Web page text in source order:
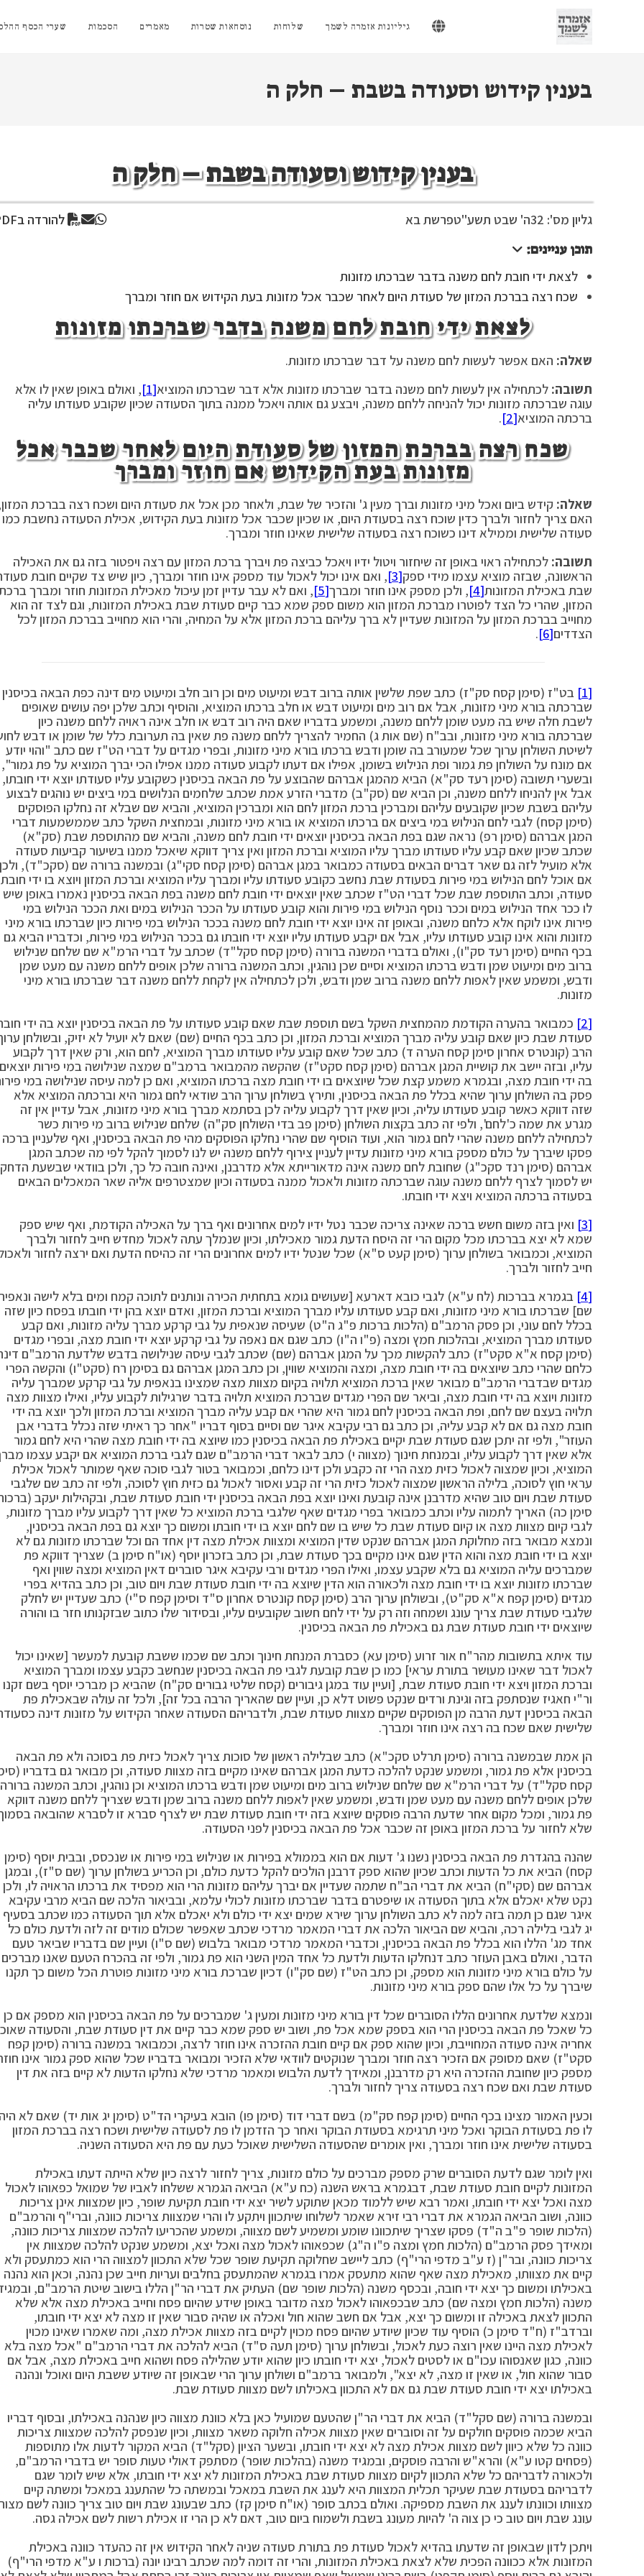
גיליונות אזמרה לשמך שלוחות נוסחאות שטרות מאמרים הסכמות שערי הכסף
בענין קידוש וסעודה בשבת – חלק ה
בענין קידוש וסעודה בשבת – חלק ה
גליון מס': 32 ה' שבט תשע"טפרשת בא
להורדה בPDF
תוכן עניינים:
לצאת ידי חובת לחם משנה בדבר שברכתו מזונות
שכח רצה בברכת המזון של סעודת היום לאחר שכבר אכל מזונות בעת הקידוש אם חוזר ומברך
לצאת ידי חובת לחם משנה בדבר שברכתו מזונות
שאלה: האם אפשר לעשות לחם משנה על דבר שברכתו מזונות.
תשובה: לכתחילה אין לעשות לחם משנה בדבר שברכתו מזונות אלא דבר שברכתו המוציא[1]
, ואולם באופן שאין לו אלא
עוגה שברכתה מזונות יכול להניחה ללחם משנה, ויבצע גם אותה ויאכל ממנה בתוך הסעודה שכיון שקובע סעודתו עליה
ברכתה המוציא[2]
.
שכח רצה בברכת המזון של סעודת היום לאחר שכבר אכל
מזונות בעת הקידוש אם חוזר ומברך
שאלה: קידש ביום ואכל מיני מזונות וברך מעין ג' והזכיר של שבת, ולאחר מכן אכל את סעודת היום ושכח רצה בברכת
האם צריך לחזור ולברך כדין שוכח רצה בסעודת היום, או שכיון שכבר אכל מזונות בעת הקידוש, אכילת הסעודה נחשבת כמו
סעודה שלישית וממילא דינו כשוכח רצה בסעודה שלישית שאינו חוזר ומברך.
תשובה: לכתחילה ראוי באופן זה שיחזור ויטול ידיו ויאכל כביצה פת ויברך ברכת המזון עם רצה ויפטור בזה גם את האכילה
הראשונה, שבזה מוציא עצמו מידי ספק[3]
, ואם אינו יכול לאכול עוד מספק אינו חוזר ומברך, כיון שיש צד שקיים חובת
שבת באכילת המזונות[4] , ולכן מספק אינו חוזר ומברך[5]
, ואם לא עבר עדיין זמן עיכול מאכילת המזונות חוזר ומברך
המזון, שהרי כל הצד לפוטרו מברכת המזון הוא משום ספק שמא כבר קיים סעודת שבת באכילת המזונות, וגם לצד זה הוא
מחוייב בברכת המזון על המזונות שעדיין לא ברך עליהם ברכת המזון אלא על המחיה, והרי הוא מחוייב בברכת המזון לכל
הצדדים[6]
.
[1]
בט"ז (סימן קסח סק"ז) כתב שפת שלשין אותה ברוב דבש ומיעוט מים וכן רוב חלב ומיעוט מים דינה כפת הבאה בכיסנין
שברכתה בורא מיני מזונות, אבל אם רוב מים ומיעוט דבש או חלב ברכתו המוציא, והוסיף וכתב שלכן יפה עושים שאופים
לשבת חלה שיש בה מעט שומן ללחם משנה, ומשמע בדבריו שאם היה רוב דבש או חלב אינה ראויה ללחם משנה כיון
שברכתה בורא מיני מזונות, ובב"ח (שם אות ג) החמיר להצריך ללחם משנה פת שאין בה תערובת כלל של שומן או דבש
לשיטת השולחן ערוך שכל שמעורב בה שומן ודבש ברכתו בורא מיני מזונות, ובפרי מגדים על דברי הט"ז שם כתב "והוי יודע
אם מונח על השולחן פת גמור ופת הנילוש בשומן, אפילו אם דעתו לקבוע סעודה ממנו אפילו הכי יברך המוציא על פת גמור",
ובשערי תשובה (סימן רעד סק"א) הביא מהמגן אברהם שהבוצע על פת הבאה בכיסנין כשקובע עליו סעודתו יוצא ידי חובתו,
אבל אין להניחו ללחם משנה, וכן הביא שם (סק"ב) מדברי הזרע אמת שכתב שלחמים הנלושים במי ביצים יש נוהגים לבצוע
עליהם בשבת שכיון שקובעים עליהם ומברכין ברכת המזון לחם הוא ומברכין המוציא, והביא שם שבלא זה נחלקו הפוסקים
(סימן קסח) לגבי לחם הנילוש במי ביצים אם ברכתו המוציא או בורא מיני מזונות, ובמחצית השקל כתב שממשמעות דברי
המגן אברהם (סימן רפ) נראה שגם בפת הבאה בכיסנין יוצאים ידי חובת לחם משנה, והביא שם מהתוספת שבת (סק"א)
שכתב שכיון שאם קבע עליו סעודתו מברך עליו המוציא וברכת המזון ואין צריך דווקא שיאכל ממנו בשיעור קביעות סעודה
אלא מועיל לזה גם שאר דברים הבאים בסעודה כמבואר במגן אברהם (סימן קסח סקי"ג) ובמשנה ברורה שם (סקכ"ד), ולכן
אם אוכל לחם הנילוש במי פירות בסעודת שבת נחשב כקובע סעודתו עליו ומברך עליו המוציא וברכת המזון ויוצא בו ידי חובת
סעודה, וכתב התוספת שבת שכל דברי הט"ז שכתב שאין יוצאים ידי חובת לחם משנה בפת הבאה בכיסנין נאמרו באופן שיש
לו ככר אחד הנילוש במים וככר נוסף הנילוש במי פירות והוא קובע סעודתו על הככר הנילוש במים ואת הככר הנילוש במי
פירות אינו לוקח אלא כלחם משנה, ובאופן זה אינו יוצא ידי חובת לחם משנה בככר הנילוש במי פירות כיון שברכתו בורא מיני
מזונות והוא אינו קובע סעודתו עליו, אבל אם יקבע סעודתו עליו יוצא ידי חובתו גם בככר הנילוש במי פירות, וכדבריו הביא גם
בכף החיים (סימן רעד סק"ו), ואולם בדברי המשנה ברורה (סימן קסח סקל"ד) שכתב על דברי הרמ"א שם שלחם שנילוש
ברוב מים ומיעוט שמן ודבש ברכתו המוציא וסיים שכן נוהגין, וכתב המשנה ברורה שלכן אופים ללחם משנה עם מעט שמן
ודבש, ומשמע שאין לאפות ללחם משנה ברוב שמן ודבש, ולכן לכתחילה אין לקחת ללחם משנה דבר שברכתו בורא מיני
מזונות.
[2]
כמבואר בהערה הקודמת מהמחצית השקל בשם תוספת שבת שאם קובע סעודתו על פת הבאה בכיסנין יוצא בה ידי
סעודת שבת כיון שאם קובע עליה מברך המוציא וברכת המזון, וכן כתב בכף החיים (שם) שאם לא יועיל לא יזיק, ובשולחן
הרב (קונטרס אחרון סימן קסח הערה ד) כתב שכל שאם קובע עליו סעודתו מברך המוציא, לחם הוא, ורק שאין דרך לקבוע
עליו, ובזה יישב את קושיית המגן אברהם (סימן קסח סקט"ז) שהקשה מהמבואר ברמב"ם שמצה שנילושה במי פירות יוצאים
בה ידי חובת מצה, ובגמרא משמע קצת שכל שיוצאים בו ידי חובת מצה ברכתו המוציא, ואם כן למה עיסה שנילושה במי
פסק בה השולחן ערוך שהיא בכלל פת הבאה בכיסנין, ותירץ בשולחן ערוך הרב שודאי לחם גמור היא וברכתה המוציא אלא
שזה דווקא כאשר קובע סעודתו עליה, וכיון שאין דרך לקבוע עליה לכן בסתמא מברך בורא מיני מזונות, אבל עדיין אין זה
מגרע את שמה כ'לחם', ולפי זה כתב בקצות השולחן (סימן פב בדי השולחן סק"ה) שלחם שנילוש ברוב מי פירות כשר
לכתחילה ללחם משנה שהרי לחם גמור הוא, ועוד הוסיף שם שהרי נחלקו הפוסקים מהי פת הבאה בכיסנין, ואף שלעניין ברכה
פסקו שיברך על כולם מספק בורא מיני מזונות עדיין לעניין צירוף ללחם משנה יש לנו לסמוך להקל לפי מה שכתב המגן
אברהם (סימן רנד סקכ"ג) שחובת לחם משנה אינה מדאורייתא אלא מדרבנן, ואינה חובה כל כך, ולכן בוודאי שבשעת הדחק
יש לסמוך לצרף ללחם משנה עוגה שברכתה מזונות ולאכול ממנה בסעודה וכיון שמצטרפים אליה שאר המאכלים הבאים
בסעודה ברכתה המוציא ויצא ידי חובתו.
[3]
ואין בזה משום חשש ברכה שאינה צריכה שכבר נטל ידיו למים אחרונים ואף ברך על האכילה הקודמת, ואף שיש ספק
שמא לא יצא בברכתו מכל מקום הרי זה היסח הדעת גמור מאכילתו, וכיון שנמלך עתה לאכול מחדש חייב לחזור ולברך
המוציא, וכמבואר בשולחן ערוך (סימן קעט ס"א) שכל שנטל ידיו למים אחרונים הרי זה כהיסח הדעת ואם ירצה לחזור
חייב לחזור ולברך.
[4]
בגמרא בברכות (לח ע"א) לגבי כובא דארעא [שעושים גומא בתחתית הכירה ונותנים לתוכה קמח ומים בלא לישה
שם] שברכתו בורא מיני מזונות, ואם קבע סעודתו עליו מברך המוציא וברכת המזון, ואדם יוצא בהן ידי חובתו בפסח כיון שזה
בכלל לחם עוני, וכן פסק הרמב"ם (הלכות ברכות פ"ג ה"ט) שעיסה שנאפית על גבי קרקע מברך עליה מזונות, ואם קבע
סעודתו מברך המוציא, ובהלכות חמץ ומצה (פ"ו ה"ו) כתב שגם אם נאפה על גבי קרקע יוצא ידי חובת מצה, ובפרי מגדים
(סימן קסח א"א סקט"ז) כתב להקשות מכך על המגן אברהם (שם) שכתב לגבי עיסה שנילושה בדבש שלדעת הרמב"ם
כלחם שהרי כתב שיוצאים בה ידי חובת מצה, ומצה והמוציא שווין, וכן כתב המגן אברהם גם בסימן רח (סקט"ו) והקשה הפרי
מגדים שבדברי הרמב"ם מבואר שאין ברכת המוציא תלויה בקיום מצוות מצה שמצינו בנאפית על גבי קרקע שמברך עליה
מזונות ויוצא בה ידי חובת מצה, וביאר שם הפרי מגדים שברכת המוציא תלויה בדבר שרגילות לקבוע עליו, ואילו מצוות מצה
תלויה בעצם שם לחם, ופת הבאה בכיסנין לחם גמור היא שהרי אם קבע עליה מברך המוציא וברכת המזון ולכך יוצא בה ידי
חובת מצה גם אם לא קבע עליה, וכן כתב גם רבי עקיבא איגר שם וסיים בסוף דבריו "אחר כך ראיתי שזה נכלל בדברי אבן
העוזר", ולפי זה יתכן שגם סעודת שבת יקיים באכילת פת הבאה בכיסנין כמו שיוצא בה ידי חובת מצה שהרי היא לחם גמור
אלא שאין דרך לקבוע עליו, ובמנחת חינוך (מצווה י) כתב לבאר דברי הרמב"ם שגם לגבי ברכת המוציא אם יקבע עצמו
המוציא, וכיון שמצוה לאכול כזית מצה הרי זה כקבע ולכן דינו כלחם, וכמבואר בטור לגבי סוכה שאף שמותר לאכול אכילת
עראי חוץ לסוכה, בלילה הראשון שמצוה לאכול כזית הרי זה קבע ואסור לאכול גם כזית חוץ לסוכה, ולפי זה כתב שם שלגבי
סעודת שבת ויום טוב שהיא מדרבנן אינה קובעת ואינו יוצא בפת הבאה בכיסנין ידי חובת סעודת שבת, ובקהילות יעקב
סימן כה) האריך לתמוה עליו וכתב כמבואר בפרי מגדים שאף שלגבי ברכת המוציא כל שאין דרך לקבוע עליו מברך מזונות,
לגבי קיום מצוות מצה או קיום סעודת שבת כל שיש בו שם לחם יוצא בו ידי חובתו ומשום כך יוצא גם בפת הבאה בכיסנין,
ונמצא מבואר בזה מחלוקת המגן אברהם שנקט שדין המוציא ומצוות אכילת מצה דין אחד הם וכל שברכתו מזונות גם לא
יוצא בו ידי חובת מצה והוא הדין שגם אינו מקיים בכך סעודת שבת, וכן כתב בזכרון יוסף (או"ח סימן ב) שצריך דווקא פת
שמברכים עליה המוציא גם בלא שקבע עצמו, ואילו הפרי מגדים ורבי עקיבא איגר סוברים דאין המוציא ומצה שווין ואף
שברכתו מזונות יוצא בו ידי חובת מצה ולכאורה הוא הדין שיוצא בה ידי חובת סעודת שבת ויום טוב, וכן כתב בהדיא בפרי
מגדים (סימן קפח א"א סק"ט), ובשולחן ערוך הרב (סימן קסח קונטרס אחרון ס"ד וסימן קפח ס"י) כתב שעדיין יש לחלק
שלגבי סעודת שבת צריך עונג ושמחה וזה רק על ידי לחם חשוב שקובעים עליו, ובסידור שלו כתוב שבזקנותו חזר בו והורה
שיוצאים ידי חובת סעודת שבת גם באכילת פת הבאה בכיסנין.
עוד איתא בתשובות מהר"ח אור זרוע (סימן עא) כסברת המנחת חינוך וכתב שם שכמו ששבת קובעת למעשר [שאינו יכול
לאכול דבר שאינו מעושר בתורת עראי] כמו כן שבת קובעת לגבי פת הבאה בכיסנין שנחשב כקבע עצמו ומברך המוציא
וברכת המזון ויצא ידי חובת סעודת שבת, [ועיין עוד במגן גיבורים (קסח שלטי גבורים סק"ח) שהביא כן מברכי יוסף בשם זקנו
ור"י חאגיז שנסתפק בזה וגינת ורדים שנקט פשוט דלא כן, ועיין שם שהאריך הרבה בכל זה], ולכל זה עולה שבאכילת פת
הבאה בכיסנין דעת הרבה מן הפוסקים שקיים מצוות סעודת שבת, ולדבריהם הסעודה שאחר הקידוש על מזונות דינה
שלישית שאם שכח בה רצה אינו חוזר ומברך.
הן אמת שבמשנה ברורה (סימן תרלט סקכ"א) כתב שבלילה ראשון של סוכות צריך לאכול כזית פת בסוכה ולא פת הבאה
בכיסנין אלא פת גמור, ומשמע שנקט להלכה כדעת המגן אברהם שאינו מקיים בזה מצוות סעודה, וכן מבואר גם בדבריו
קסח סקל"ד) על דברי הרמ"א שם שלחם שנילוש ברוב מים ומיעוט שמן ודבש ברכתו המוציא וכן נוהגין, וכתב המשנה ברורה
שלכן אופים ללחם משנה עם מעט שמן ודבש, ומשמע שאין לאפות ללחם משנה ברוב שמן ודבש שצריך ללחם משנה דווקא
פת גמור, ומכל מקום אחר שדעת הרבה פוסקים שיוצא בזה ידי חובת סעודת שבת יש לצרף סברא זו לסברא שהובאה
שלא לחזור על ברכת המזון באופן זה שכבר אכל פת הבאה בכיסנין לפני הסעודה.
שהנה בהגדרת פת הבאה בכיסנין נשנו ג' דעות אם הוא בממולא בפירות או שנילוש במי פירות או שנכסס, ובבית יוסף (סימן
קסח) הביא את כל הדעות וכתב שכיון שהוא ספק דרבנן הולכים להקל כדעת כולם, וכן הכריע בשולחן ערוך (שם ס"ז), ובמגן
אברהם שם (סקי"ח) הביא את דברי הב"ח שתמה שעדיין אם יברך עליהם מזונות הרי הוא מפסיד את ברכתו הראויה לו, ולכן
נקט שלא יאכלם אלא בתוך הסעודה או שיפטרם בדבר שברכתו מזונות לכולי עלמא, ובביאור הלכה שם הביא מרבי עקיבא
איגר שגם כן תמה בזה למה לא כתב השולחן ערוך שירא שמים יצא ידי כולם ולא יאכלם אלא תוך הסעודה כמו שכתב בסעיף
יג לגבי בלילה רכה, והביא שם הביאור הלכה את דברי המאמר מרדכי שכתב שאפשר שכולם מודים זה לזה ולדעת כולם כל
אחד מג' הללו הוא בכלל פת הבאה בכיסנין, וכדברי המאמר מרדכי מבואר בלבוש (שם ס"ו) ועיין שם בדבריו שביאר טעם
הדבר, ואולם באבן העוזר כתב דנחלקו הדעות ולדעת כל אחד המין השני הוא פת גמור, ולפי זה בהכרח הטעם שאנו מברכים
על כולם בורא מיני מזונות הוא מספק, וכן כתב הט"ז (שם סק"ו) דכיון שברכת בורא מיני מזונות פוטרת הכל משום כך תקנו
שיברך על כל אלו שהם ספק בורא מיני מזונות.
ונמצא שלדעת אחרונים הללו הסוברים שכל דין בורא מיני מזונות ומעין ג' שמברכים על פת הבאה בכיסנין הוא מספק אם כן
כל שאכל פת הבאה בכיסנין הרי הוא בספק שמא אכל פת, ושוב יש ספק שמא כבר קיים את דין סעודת שבת, והסעודה
אחריה אינה סעודה המחוייבת, וכיון שהוא ספק אם קיים חובת ההזכרה אינו חוזר לרצה, וכמבואר במשנה ברורה (סימן קפח
סקט"ז) שאם מסופק אם הזכיר רצה חוזר ומברך שנוקטים לוודאי שלא הזכיר ומבואר בדבריו שכל שהוא ספק גמור אינו
מספק כיון שחובת ההזכרה היא רק מדרבנן, ומאידך לדעת הלבוש ומאמר מרדכי שלא נחלקו הדעות לא קיים בזה את דין
סעודת שבת ואם שכח רצה בסעודה צריך לחזור ולברך.
וכעין האמור מצינו בכף החיים (סימן קפח סק"מ) בשם דברי דוד (סימן פו) הובא בעיקרי הד"ט (סימן יג אות יד) שאם לא
לו פת בסעודת הבוקר ואכל מיני תרגימא בסעודת הבוקר ואחר כך הזדמן לו פת לסעודה שלישית ושכח רצה בברכת המזון
בסעודה שלישית אינו חוזר ומברך, ואין אומרים שהסעודה השלישית שאוכל כעת עם פת היא הסעודה השניה.
ואין לומר שגם לדעת הסוברים שרק מספק מברכים על כולם מזונות, צריך לחזור לרצה כיון שלא הייתה דעתו באכילת
המזונות לקיים חובת סעודת שבת, דבגמרא בראש השנה (כח ע"א) הביאה הגמרא ששלחו לאביו של שמואל כפאוהו לאכול
מצה ואכל יצא ידי חובתו, ואמר רבא שיש ללמוד מכאן שתוקע לשיר יצא ידי חובת תקיעת שופר, כיון שמצוות אינן צריכות
כוונה, ושוב הביאה הגמרא את דברי רבי זירא שאמר לשלוחו שיתכוון ויתקע לו והרי שמצוות צריכות כוונה, וברי"ף והרמב"ם
(הלכות שופר פ"ב ה"ד) פסקו שצריך שיתכוונו שומע ומשמיע לשם מצווה, ומשמע שהכריעו להלכה שמצוות צריכות כוונה,
ומאידך פסק הרמב"ם (הלכות חמץ ומצה פ"ו ה"ג) שכפאוהו לאכול מצה ואכל יצא, ומשמע שנקט להלכה שמצוות אין
צריכות כוונה, ובר"ן (ז ע"ב מדפי הרי"ף) כתב ליישב שחלוקה תקיעת שופר שכל שלא התכוון למצווה הרי הוא כמתעסק ולא
קיים את מצוותו, מאכילת מצה שאף שהוא מתעסק אמרו בגמרא שהמתעסק בחלבים ועריות חייב שכן נהנה, וכאן הוא נהנה
באכילתו ומשום כך יצא ידי חובה, ובכסף משנה (הלכות שופר שם) העתיק את דברי הר"ן הללו בישוב שיטת הרמב"ם,
משנה (הלכות חמץ ומצה שם) כתב שבכפאוהו לאכול מצה מדובר באופן שידע שהיום פסח וחייב באכילת מצה אלא שלא
התכוון לצאת באכילה זו ומשום כך יצא, אבל אם חשב שהוא חול ואכלה או שהיה סבור שאין זו מצה לא יצא ידי חובתו,
וברדב"ז (ח"ד סימן כ) הוסיף עוד שכיון שיודע שהיום פסח מכוין לקיים בזה מצוות אכילת מצה, ומה שאמרו שאינו מכוין
לאכילת מצה היינו שאין רוצה כעת לאכול, ובשולחן ערוך (סימן תעה ס"ד) הביא להלכה את דברי הרמב"ם "אכל מצה בלא
כוונה, כגון שאנסוהו עכו"ם או לסטים לאכול, יצא ידי חובתו כיון שהוא יודע שהלילה פסח ושהוא חייב באכילת מצה, אבל אם
סבור שהוא חול, או שאין זו מצה, לא יצא", ולמבואר ברמב"ם ושולחן ערוך הרי שבאופן זה שיודע ששבת היום ואוכל ונהנה
באכילתו יצא ידי חובת סעודת שבת גם אם לא התכוון באכילתו לשם מצוות סעודת שבת.
ובמשנה ברורה (שם סקל"ד) הביא את דברי הר"ן שהטעם שמועיל כאן בלא כוונת מצווה כיון שנהנה באכילתו, ובסוף דבריו
הביא שכמה פוסקים חולקים על זה וסוברים שאין מצוות אכילה חלוקה משאר מצוות, וכיון שנפסק להלכה שמצוות צריכות
כוונה כל שלא כיוון לשם מצוות אכילת מצה לא יצא ידי חובתו, ובשער הציון (סקל"ד) הביא המקור לדעות אלו מתוספות
(פסחים קטו ע"א) והרא"ש והרבה פוסקים, ובמגיד משנה (בהלכות שופר) מסתפק דאולי טעות סופר יש בדברי הרמב"ם,
ולכאורה לדבריהם כל שלא התכוון לקיום מצוות סעודת שבת באכילת המזונות לא יצא ידי חובתו, אלא שיש לומר שגם
לדבריהם בסעודת שבת שעיקר תכלית המצוות היא לענג את השבת במאכל ובמשתה כל שהתענג במאכל ומשתה קיים
מצוותו וכוונתו לענג את השבת מספיקה. ואולם בכתב סופר (או"ח סימן קז) כתב שבעונג שבת ויום טוב צריך כוונה לשם
עונג שבת ויום טוב כי כן צוה ה' להיות מעונג בשבת ולשמוח ביום טוב, דאם לא כן הרי זו אכילת רשות לשם אכילה גסה.
ויתכן לדון שבאופן זה שדעתו בהדיא לאכול סעודת פת בתורת סעודה שניה לאחר הקידוש אין זה כהעדר כוונה באכילת
המזונות אלא ככוונה הפכית שלא לצאת באכילת המזונות, והרי זה דומה למה שכתב רבינו יונה (ברכות ו ע"א מדפי הרי"ף)